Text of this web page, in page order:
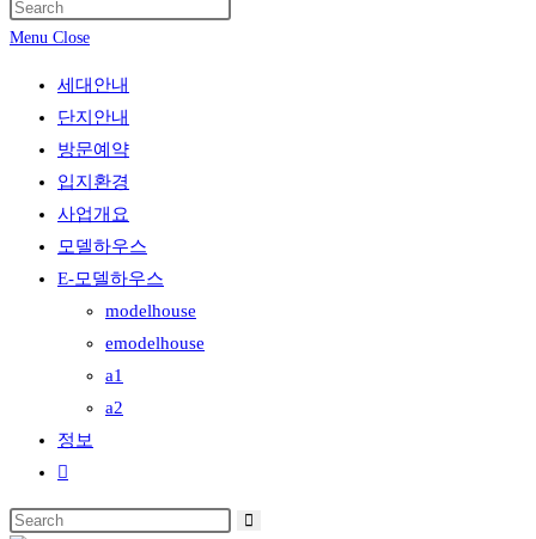
search
Menu Close
세대안내
단지안내
방문예약
입지환경
사업개요
모델하우스
E-모델하우스
modelhouse
emodelhouse
a1
a2
정보
Toggle
website
Search